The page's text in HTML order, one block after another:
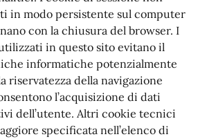
in modo persistente sul computer
con la chiusura del browser. I
in questo sito evitano il
informatiche potenzialmente
riservatezza della navigazione
l’acquisizione di dati
dell’utente. Altri cookie tecnici
specificata nell’elenco di